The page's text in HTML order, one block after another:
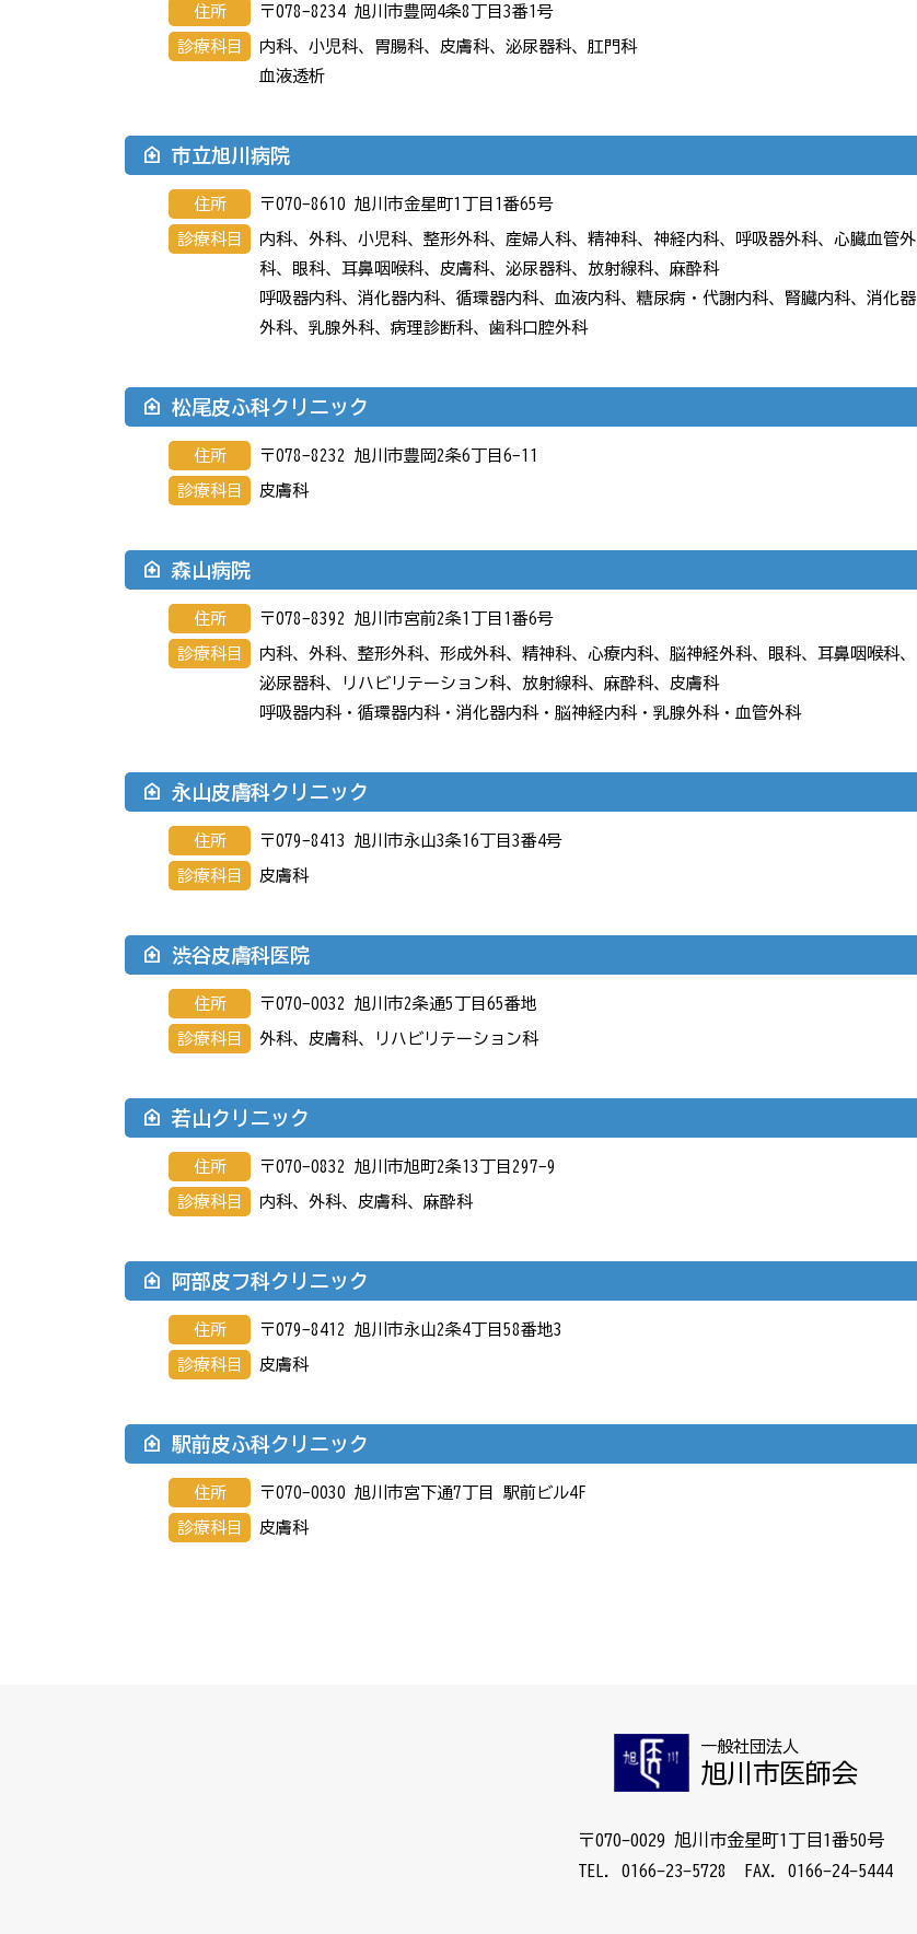
住所 〒078-8234 旭川市豊岡4条8丁目3番1号
診療科目
内科、小児科、胃腸科、皮膚科、泌尿器科、肛門科
血液透析
市立旭川病院
住所 〒070-8610 旭川市金星町1丁目1番65号
診療科目
内科、外科、小児科、整形外科、産婦人科、精神科、神経内科、呼吸器外科、心臓血管外
科、眼科、耳鼻咽喉科、皮膚科、泌尿器科、放射線科、麻酔科
呼吸器内科、消化器内科、循環器内科、血液内科、糖尿病・代謝内科、腎臓内科、消化器
外科、乳腺外科、病理診断科、歯科口腔外科
松尾皮ふ科クリニック
住所 〒078-8232 旭川市豊岡2条6丁目6-11
診療科目 皮膚科
森山病院
住所 〒078-8392 旭川市宮前2条1丁目1番6号
診療科目
内科、外科、整形外科、形成外科、精神科、心療内科、脳神経外科、眼科、耳鼻咽喉科、
泌尿器科、リハビリテーション科、放射線科、麻酔科、皮膚科
呼吸器内科・循環器内科・消化器内科・脳神経内科・乳腺外科・血管外科
永山皮膚科クリニック
住所 〒079-8413 旭川市永山3条16丁目3番4号
診療科目 皮膚科
渋谷皮膚科医院
住所 〒070-0032 旭川市2条通5丁目65番地
診療科目 外科、皮膚科、リハビリテーション科
若山クリニック
住所 〒070-0832 旭川市旭町2条13丁目297-9
診療科目 内科、外科、皮膚科、麻酔科
阿部皮フ科クリニック
住所 〒079-8412 旭川市永山2条4丁目58番地3
診療科目 皮膚科
駅前皮ふ科クリニック
住所 〒070-0030 旭川市宮下通7丁目 駅前ビル4F
診療科目 皮膚科
一般社団法人
旭川市医師会
〒070-0029 旭川市金星町1丁目1番50号
TEL. 0166-23-5728 FAX. 0166-24-5444